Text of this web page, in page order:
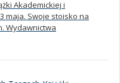
Akademickiej i
maja. Swoje stoisko na
Wydawnictwa